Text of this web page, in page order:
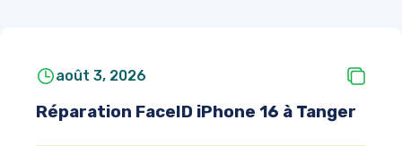
août 3, 2026
Réparation FaceID iPhone 16 à Tanger